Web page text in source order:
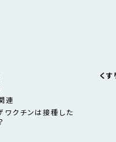
連
ワクチンは接種した
く